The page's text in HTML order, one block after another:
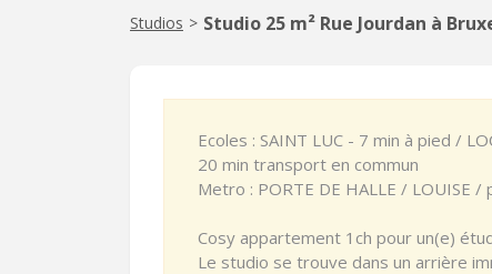
Studios > Studio 25 m² Rue Jourdan à
Ecoles : SAINT LUC - 7 min à pied /
20 min transport en commun
Metro : PORTE DE HALLE / LOUISE /
Cosy appartement 1ch pour un(e)
Le studio se trouve dans un arrière